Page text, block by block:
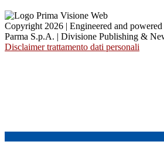
Copyright 2026 | Engineered and
Parma S.p.A. | Divisione Publishing &
Disclaimer trattamento dati personali